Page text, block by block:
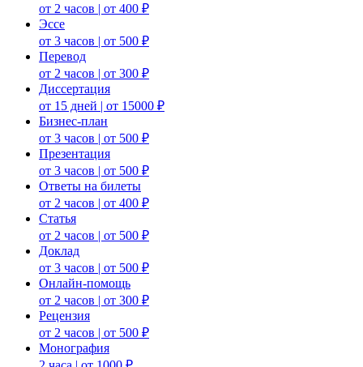
от 2 часов | от 400 ₽
Эссе
от 3 часов | от 500 ₽
Перевод
от 2 часов | от 300 ₽
Диссертация
от 15 дней | от 15000 ₽
Бизнес-план
от 3 часов | от 500 ₽
Презентация
от 3 часов | от 500 ₽
Ответы на билеты
от 2 часов | от 400 ₽
Статья
от 2 часов | от 500 ₽
Доклад
от 3 часов | от 500 ₽
Онлайн-помощь
от 2 часов | от 300 ₽
Рецензия
от 2 часов | от 500 ₽
Монография